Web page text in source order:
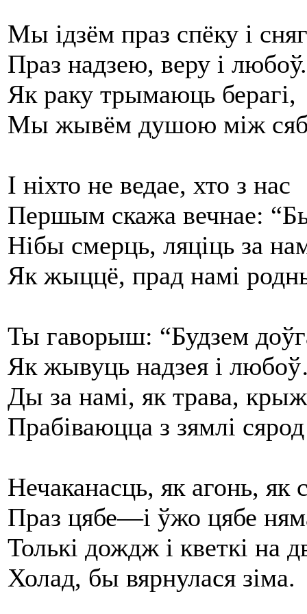
Мы ідзём праз спёку і
Праз надзею, веру і любоў.
Як раку трымаюць берагі,
Мы жывём душою між
І ніхто не ведае, хто з нас
Першым скажа вечнае:
Нібы смерць, ляціць за
Як жыццё, прад намі
Ты гаворыш: “Будзем
Як жывуць надзея і
Ды за намі, як трава,
Прабіваюцца з зямлі
Нечаканасць, як агонь, як
Праз цябе—і ўжо цябе
Толькі дождж і кветкі на
Холад, бы вярнулася зіма.